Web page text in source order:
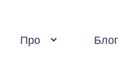
Про Блог